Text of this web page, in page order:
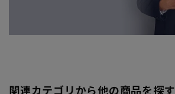
関連カテゴリから他の商品を探す